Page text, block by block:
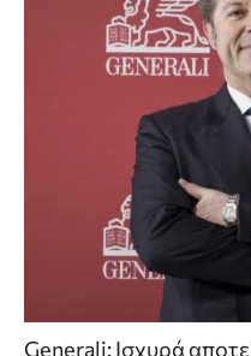
Generali: Ισχυρά